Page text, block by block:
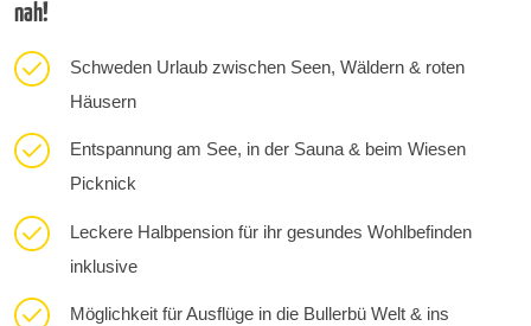
nah!
Schweden Urlaub zwischen Seen, Wäldern & roten
Häusern
Entspannung am See, in der Sauna & beim Wiesen
Picknick
Leckere Halbpension für ihr gesundes Wohlbefinden
inklusive
Möglichkeit für Ausflüge in die Bullerbü Welt & ins